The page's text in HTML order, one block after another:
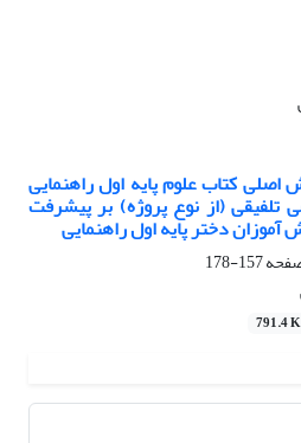
اصلی کتاب علوم پایه اول راهنمایی
تلفیقی (از نوع پروژه) بر پیشرفت
دختر پایه اول راهنمایی
157-178
791.4 K